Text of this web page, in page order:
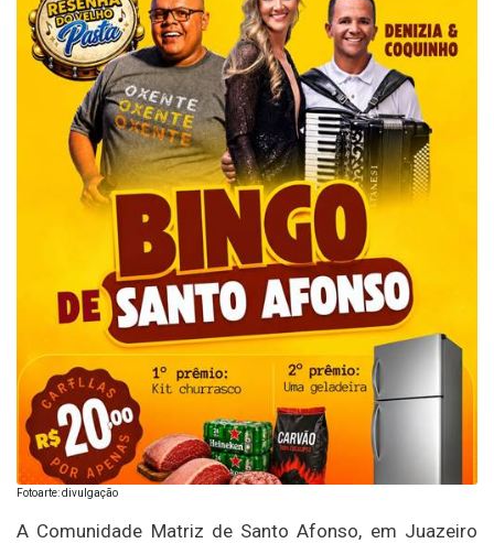
Fotoarte: divulgação
A Comunidade Matriz de Santo Afonso, em Juazeiro